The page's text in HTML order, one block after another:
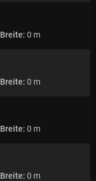
Breite: 0 m
Breite: 0 m
Breite: 0 m
Breite: 0 m